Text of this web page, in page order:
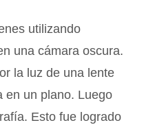
utilizando
una cámara oscura.
la luz de una lente
en un plano. Luego
Esto fue logrado